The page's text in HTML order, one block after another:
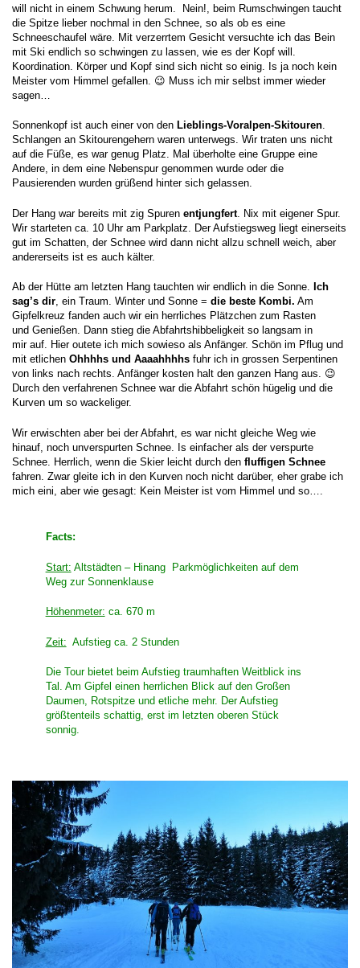
will nicht in einem Schwung herum. Nein!, beim Rumschwingen taucht
die Spitze lieber nochmal in den Schnee, so als ob es eine
Schneeschaufel wäre. Mit verzerrtem Gesicht versuchte ich das Bein
mit Ski endlich so schwingen zu lassen, wie es der Kopf will.
Koordination. Körper und Kopf sind sich nicht so einig. Is ja noch kein
Meister vom Himmel gefallen. 😉 Muss ich mir selbst immer wieder
sagen…
Sonnenkopf ist auch einer von den Lieblings-Voralpen-Skitouren.
Schlangen an Skitourengehern waren unterwegs. Wir traten uns nicht
auf die Füße, es war genug Platz. Mal überholte eine Gruppe eine
Andere, in dem eine Nebenspur genommen wurde oder die
Pausierenden wurden grüßend hinter sich gelassen.
Der Hang war bereits mit zig Spuren entjungfert. Nix mit eigener Spur.
Wir starteten ca. 10 Uhr am Parkplatz. Der Aufstiegsweg liegt einerseits
gut im Schatten, der Schnee wird dann nicht allzu schnell weich, aber
andererseits ist es auch kälter.
Ab der Hütte am letzten Hang tauchten wir endlich in die Sonne. Ich
sag’s dir, ein Traum. Winter und Sonne = die beste Kombi. Am
Gipfelkreuz fanden auch wir ein herrliches Plätzchen zum Rasten
und Genießen. Dann stieg die Abfahrtshibbeligkeit so langsam in
mir auf. Hier outete ich mich sowieso als Anfänger. Schön im Pflug und
mit etlichen Ohhhhs und Aaaahhhhs fuhr ich in grossen Serpentinen
von links nach rechts. Anfänger kosten halt den ganzen Hang aus. 😉
Durch den verfahrenen Schnee war die Abfahrt schön hügelig und die
Kurven um so wackeliger.
Wir erwischten aber bei der Abfahrt, es war nicht gleiche Weg wie
hinauf, noch unverspurten Schnee. Is einfacher als der verspurte
Schnee. Herrlich, wenn die Skier leicht durch den fluffigen Schnee
fahren. Zwar gleite ich in den Kurven noch nicht darüber, eher grabe ich
mich eini, aber wie gesagt: Kein Meister ist vom Himmel und so….
Facts:
Start: Altstädten – Hinang Parkmöglichkeiten auf dem
Weg zur Sonnenklause
Höhenmeter: ca. 670 m
Zeit: Aufstieg ca. 2 Stunden
Die Tour bietet beim Aufstieg traumhaften Weitblick ins
Tal. Am Gipfel einen herrlichen Blick auf den Großen
Daumen, Rotspitze und etliche mehr. Der Aufstieg
größtenteils schattig, erst im letzten oberen Stück
sonnig.